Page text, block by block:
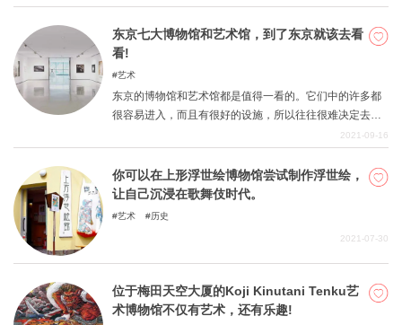
东京七大博物馆和艺术馆，到了东京就该去看
看!
艺术
东京的博物馆和艺术馆都是值得一看的。它们中的许多都
很容易进入，而且有很好的设施，所以往往很难决定去哪
里。在这篇文章中，我们将介绍一些你在东京观光时一定
京观光时，一定要去看看。
2021-09-16
你可以在上形浮世绘博物馆尝试制作浮世绘，
让自己沉浸在歌舞伎时代。
艺术 历史
2021-07-30
位于梅田天空大厦的Koji Kinutani Tenku艺
术博物馆不仅有艺术，还有乐趣!